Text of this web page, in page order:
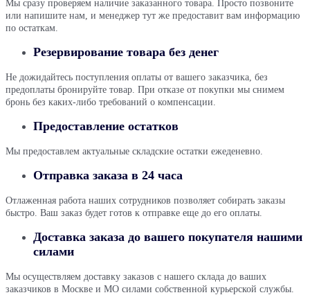
Мы сразу проверяем наличие заказанного товара. Просто позвоните
или напишите нам, и менеджер тут же предоставит вам информацию
по остаткам.
Резервирование товара без денег
Не дожидайтесь поступления оплаты от вашего заказчика, без
предоплаты бронируйте товар. При отказе от покупки мы снимем
бронь без каких-либо требований о компенсации.
Предоставление остатков
Мы предоставлем актуальные складские остатки ежеденевно.
Отправка заказа в 24 часа
Отлаженная работа наших сотрудников позволяет собирать заказы
быстро. Ваш заказ будет готов к отправке еще до его оплаты.
Доставка заказа до вашего покупателя нашими
силами
Мы осуществляем доставку заказов с нашего склада до ваших
заказчиков в Москве и МО силами собственной курьерской службы.